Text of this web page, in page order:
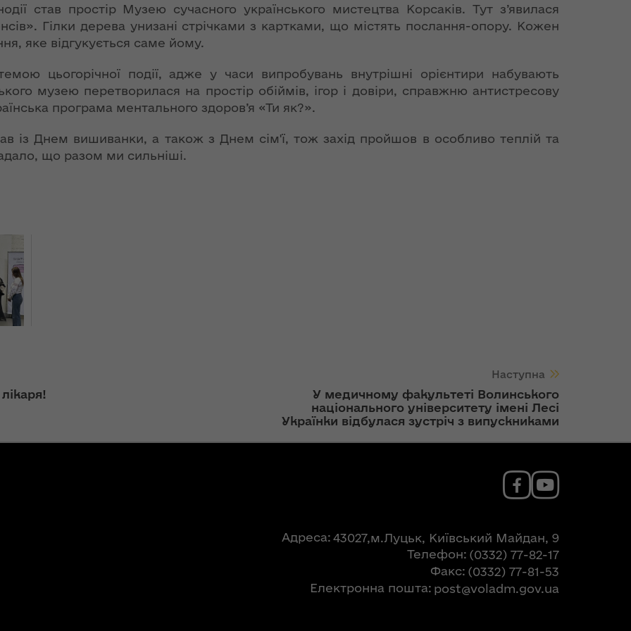
2018
608
"Про
Новий
адміністративно-
устрій Волині: які
функції мають
новостворені
районні державні
адміністрації
НЕФОРМАТ:
інтерв’ю із
заступником
голови ОДА Ігорем
Чуліпою для
заступниці голови
«Конкурент»
став простір Музею сучасного українського мистецтва Корсаків. Тут з’явилася
Гілки дерева унизані стрічками з картками, що містять послання-опору. Кожен
яке відгукується саме йому.
цьогорічної події, адже у часи випробувань внутрішні орієнтири набувають
музею перетворилася на простір обіймів, ігор і довіри, справжню антистресову
програма ментального здоров’я «Ти як?».
із Днем вишиванки, а також з Днем сім'ї, тож захід пройшов в особливо теплій та
що разом ми сильніші.
Наступна
У медичному факультеті Волинського
національного університету імені Лесі
Українки відбулася зустріч з випускниками
Адреса 43027,м.Луцьк, Київський Майдан, 9
Телефон (0332) 77-82-17
Факс (0332) 77-81-53
Електронна пошта post@voladm.gov.ua